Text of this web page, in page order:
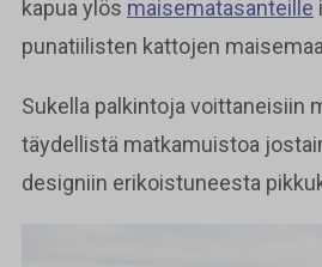
kapua ylös maisematasanteille
punatiilisten kattojen
Sukella palkintoja voittaneisiin
täydellistä matkamuistoa
designiin erikoistuneesta